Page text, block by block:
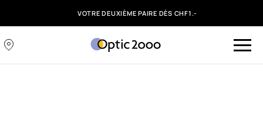
VOTRE DEUXIÈME PAIRE DÈS CHF1.-